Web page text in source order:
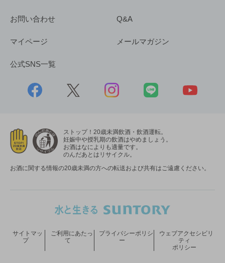
お問い合わせ Q&A
マイページ メールマガジン
公式SNS一覧
ストップ！20歳未満飲酒・飲酒運転。
妊娠中や授乳期の飲酒はやめましょう。
お酒はなによりも適量です。
のんだあとはリサイクル。
お酒に関する情報の20歳未満の方への転送および共有はご遠慮ください。
サイトマッ
プ
ご利用にあたっ
て
プライバシーポリシ
ー
ウェブアクセシビリ
ティ
ポリシー